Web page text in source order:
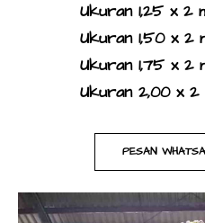
Ukuran 1,25 x 2
Ukuran 1,50 x 2
Ukuran 1,75 x 2
Ukuran 2,00 x 2
PESAN